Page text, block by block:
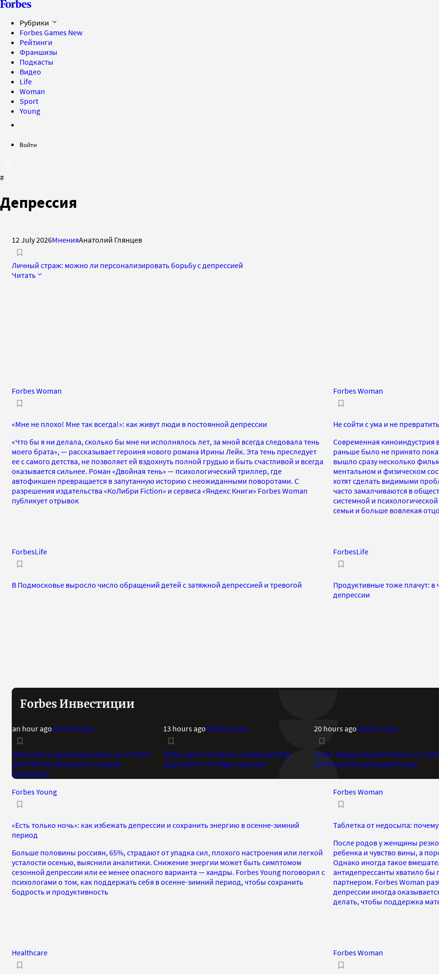
Рубрики
Forbes Games New
Рейтинги
Франшизы
Подкасты
Видео
Life
Woman
Sport
Young
Войти
#
Депрессия
12 July 2026МненияАнатолий Глянцев
Личный страж: можно ли персонализировать борьбу с депрессией
Читать
Forbes Woman
«Мне не плохо! Мне так всегда!»: как живут люди в постоянной депрессии
«Что бы я ни делала, сколько бы мне ни исполнялось лет, за мной всегда следовала тень
моего брата», — рассказывает героиня нового романа Ирины Лейк. Эта тень преследует
ее с самого детства, не позволяет ей вздохнуть полной грудью и быть счастливой и всегда
оказывается сильнее. Роман «Двойная тень» — психологический триллер, где
автофикшен превращается в запутанную историю с неожиданными поворотами. С
разрешения издательства «КоЛибри Fiction» и сервиса «Яндекс Книги» Forbes Woman
публикует отрывок
Forbes Woman
Не сойти с ума и не
Современная киноиндустрия
раньше было не принято
вышло сразу несколько
ментальном и физическом
хотят сделать видимыми
часто замалчиваются в
системной и
семьи и больше вовлекая
ForbesLife
В Подмосковье выросло число обращений детей с затяжной депрессией и тревогой
ForbesLife
Продуктивные тоже плачут:
депрессии
Forbes Инвестиции
an hour agoИнвестиции
РБК узнал о признании вины экс-главой
Mind Money Хандошко по «делу
брокеров»
13 hours agoИнвестиции
Рубль сдает позиции: почему доллар
дорожает и что будет дальше
20 hours agoИнвестиции
Безос продал акции Amazon на
по близкой к рекордной цене
Forbes Young
«Есть только ночь»: как избежать депрессии и сохранить энергию в осенне-зимний
период
Больше половины россиян, 65%, страдают от упадка сил, плохого настроения или легкой
усталости осенью, выяснили аналитики. Снижение энергии может быть симптомом
сезонной депрессии или ее менее опасного варианта — хандры. Forbes Young поговорил с
психологами о том, как поддержать себя в осенне-зимний период, чтобы сохранить
бодрость и продуктивность
Forbes Woman
Таблетка от недосыпа:
После родов у женщины
ребенка и чувство вины, а
Однако иногда такое
антидепрессанты хватило бы
партнером. Forbes Woman
депрессии иногда
делать, чтобы поддержка
Healthcare Forbes Woman